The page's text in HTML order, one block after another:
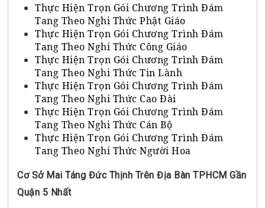
Thực Hiện Trọn Gói Chương Trình Đám
Tang Theo Nghi Thức Phật Giáo
Thực Hiện Trọn Gói Chương Trình Đám
Tang Theo Nghi Thức Công Giáo
Thực Hiện Trọn Gói Chương Trình Đám
Tang Theo Nghi Thức Tin Lành
Thực Hiện Trọn Gói Chương Trình Đám
Tang Theo Nghi Thức Cao Đài
Thực Hiện Trọn Gói Chương Trình Đám
Tang Theo Nghi Thức Cán Bộ
Thực Hiện Trọn Gói Chương Trình Đám
Tang Theo Nghi Thức Người Hoa
Cơ Sở Mai Táng Đức Thịnh Trên Địa Bàn TPHCM Gần
Quận 5 Nhất